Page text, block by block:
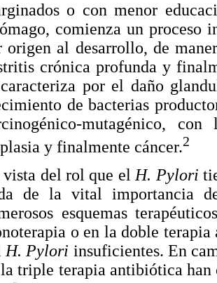
o con menor
comienza un proceso
origen al desarrollo, de
crónica profunda y
por el daño
de bacterias
mutagénico,
y finalmente cáncer.2
vista del rol que el H. Pylori
de la vital importancia
esquemas
o en la doble
H. Pylori insuficientes. En
triple terapia antibiótica han